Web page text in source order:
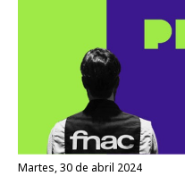
martes, 30 de abril 2024